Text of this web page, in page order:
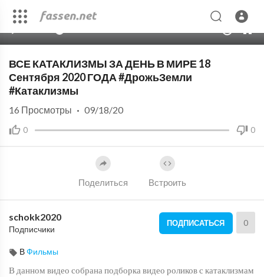
ВСЕ КАТАКЛИЗМЫ ЗА ДЕНЬ В МИРЕ 18
Сентября 2020 ГОДА #ДрожьЗемли
#Катаклизмы
0 0
16 Просмотры · 09/18/20
Поделиться Встроить
schokk2020
Подписчики
ПОДПИСАТЬСЯ 0
ВФильмы
В данном видео собрана подборка видео роликов с катаклизмам